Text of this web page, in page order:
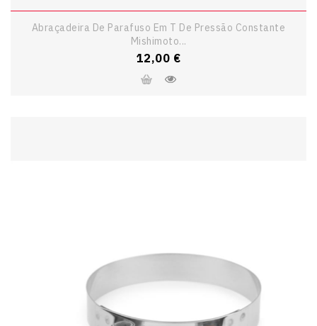
Abraçadeira De Parafuso Em T De Pressão Constante
Mishimoto...
Preço
12,00 €